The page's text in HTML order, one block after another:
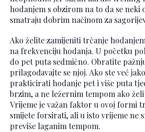
hodanjem s obzirom na to da se neki
smatraju dobrim načinom za
Ako želite zamijeniti trčanje
na frekvenciju hodanja. U početku
do pet puta sedmično. Obratite
prilagođavajte se njoj. Ako ste već
prakticirati hodanje pet i više puta
brzim, a ne ležernim tempom ako
Vrijeme je važan faktor u ovoj formi
smijete forsirati, ali u isto vrijeme ne
previše laganim tempom.